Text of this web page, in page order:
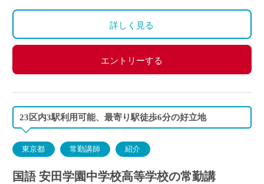
・通勤手当：有り（5万円まで）
・その他手当：有り
険・厚生年金）、雇用保険、労災保険
※年間休日数126日（令和8年度）
詳しく見る
エントリーする
23区内3駅利用可能、最寄り駅徒歩6分の好立地
東京都 常勤講師 紹介
国語 安田学園中学校高等学校の常勤講